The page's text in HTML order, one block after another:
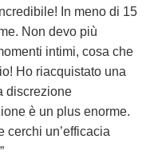
In meno di 15
Non devo più
intimi, cosa che
Ho riacquistato una
discrezione
è un plus enorme.
cerchi un’efficacia